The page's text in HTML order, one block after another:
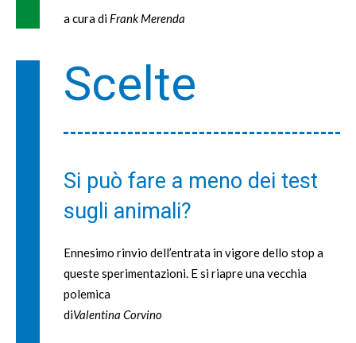
a cura di Frank Merenda
Scelte
Si può fare a meno dei test
sugli animali?
Ennesimo rinvio dell’entrata in vigore dello stop a
queste sperimentazioni. E si riapre una vecchia
polemica
diValentina Corvino